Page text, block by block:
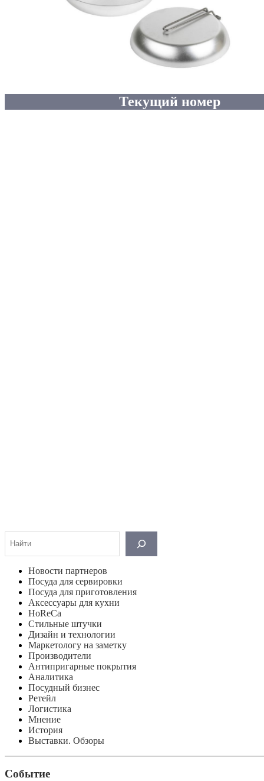
Текущий номер
Новости партнеров
Посуда для сервировки
Посуда для приготовления
Аксессуары для кухни
HoReCa
Стильные штучки
Дизайн и технологии
Маркетологу на заметку
Производители
Антипригарные покрытия
Аналитика
Посудный бизнес
Ретейл
Логистика
Мнение
История
Выставки. Обзоры
Событие